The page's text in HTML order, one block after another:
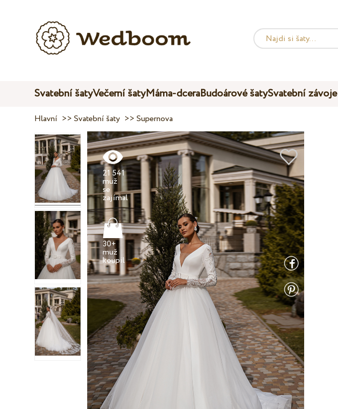
Svatební šatyVečerní šatyMáma-dceraBudoárové šatySvatební závoje
Hlavní >>Svatební šaty >>Supernova
21 541
muž
se
zajímal
30+
muž